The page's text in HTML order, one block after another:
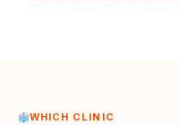
WHICH CLINIC